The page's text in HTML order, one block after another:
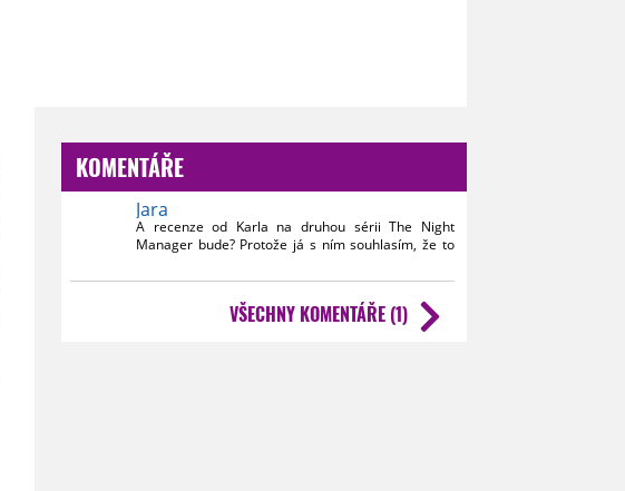
KOMENTÁŘE
Jara
A recenze od Karla na druhou sérii The Night
Manager bude? Protože já s ním souhlasím, že to
VŠECHNY KOMENTÁŘE (1)